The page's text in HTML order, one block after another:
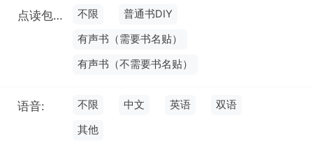
点读包类型: 不限
普通书DIY
有声书（需要书名贴）
有声书（不需要书名贴）
语音: 不限 中文 英语
双语
其他